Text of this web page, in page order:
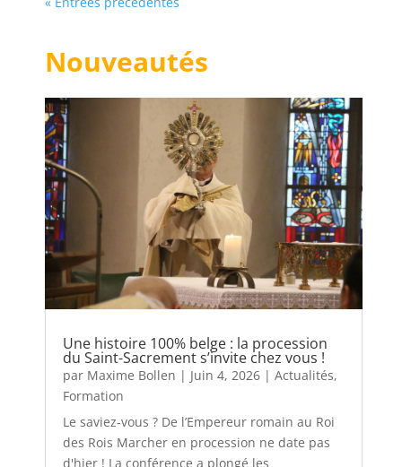
Nouveautés
Une histoire 100% belge : la procession
du Saint-Sacrement s’invite chez vous !
par Maxime Bollen | Juin 4, 2026 |Actualités,
Formation
Le saviez-vous ? De l’Empereur romain au Roi
des Rois Marcher en procession ne date pas
d'hier ! La conférence a plongé les